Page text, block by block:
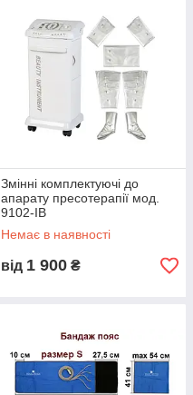
Змінні комплектуючі до
апарату пресотерапії мод.
9102-IB
Немає в наявності
від 1 900 ₴